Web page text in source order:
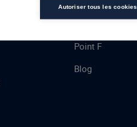
Point F
Blog
Autoriser tous les cookies